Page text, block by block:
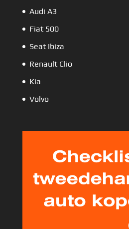
Audi A3
Fiat 500
Seat Ibiza
Renault Clio
Kia
Volvo